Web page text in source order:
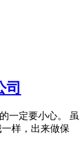
司
一定要小心。 虽
样，出来做保